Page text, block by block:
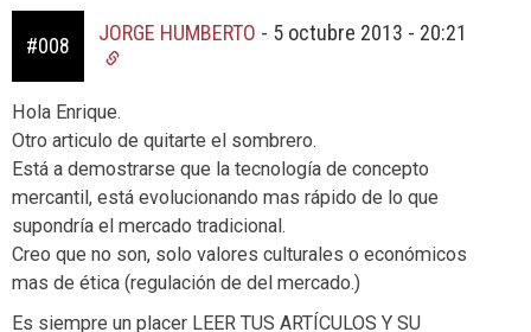
#008
JORGE HUMBERTO - 5 octubre 2013 - 20:21
Hola Enrique.
Otro articulo de quitarte el sombrero.
Está a demostrarse que la tecnología de concepto
mercantil, está evolucionando mas rápido de lo que
supondría el mercado tradicional.
Creo que no son, solo valores culturales o económicos
mas de ética (regulación de del mercado.)
Es siempre un placer LEER TUS ARTÍCULOS Y SU